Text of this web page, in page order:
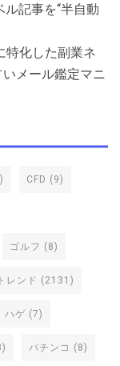
ル記事を“半自動
特化した副業ネ
メール鑑定マニ
CFD (9)
ゴルフ (8)
トレンド (2131)
ハゲ (7)
パチンコ (8)